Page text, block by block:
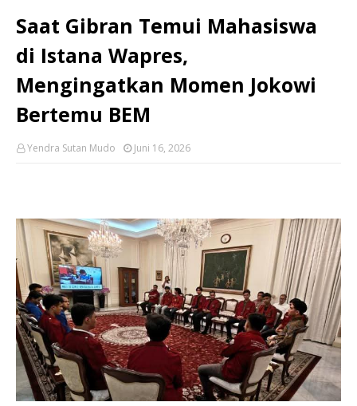
Saat Gibran Temui Mahasiswa
di Istana Wapres,
Mengingatkan Momen Jokowi
Bertemu BEM
Yendra Sutan Mudo Juni 16, 2026